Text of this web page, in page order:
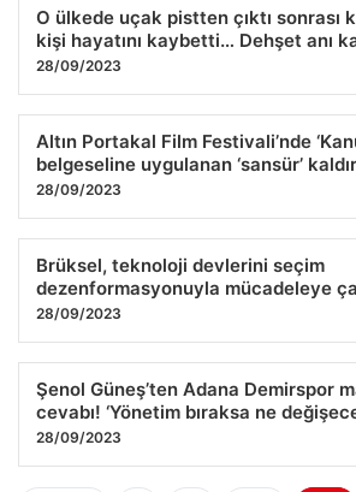
O ülkede uçak pistten çıktı sonrası
kişi hayatını kaybetti… Dehşet anı
28/09/2023
Altın Portakal Film Festivali’nde
belgeseline uygulanan ‘sansür’
28/09/2023
Brüksel, teknoloji devlerini seçim
dezenformasyonuyla mücadeleye
28/09/2023
Şenol Güneş’ten Adana Demirspor
cevabı! ‘Yönetim bıraksa ne
28/09/2023